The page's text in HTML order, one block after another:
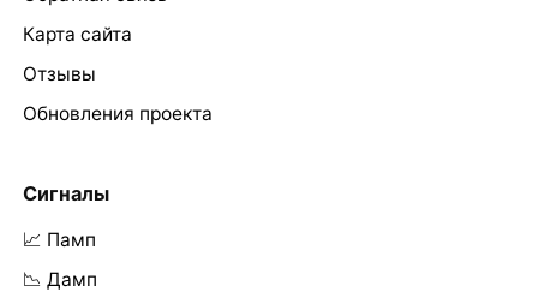
Карта сайта
Отзывы
Обновления проекта
Сигналы
📈 Памп
📉 Дамп